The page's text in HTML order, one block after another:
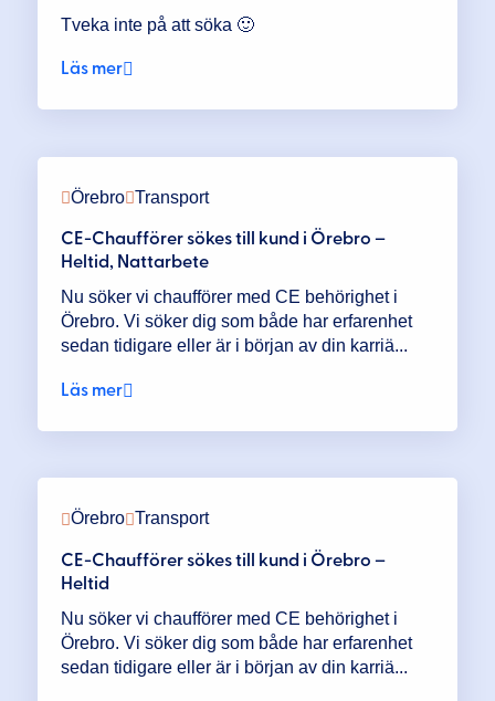
Tveka inte på att söka 🙂
Läs mer
Transport
Örebro
CE-Chaufförer sökes till kund i Örebro –
Heltid, Nattarbete
Nu söker vi chaufförer med CE behörighet i
Örebro. Vi söker dig som både har erfarenhet
sedan tidigare eller är i början av din karriä...
Läs mer
Transport
Örebro
CE-Chaufförer sökes till kund i Örebro –
Heltid
Nu söker vi chaufförer med CE behörighet i
Örebro. Vi söker dig som både har erfarenhet
sedan tidigare eller är i början av din karriä...